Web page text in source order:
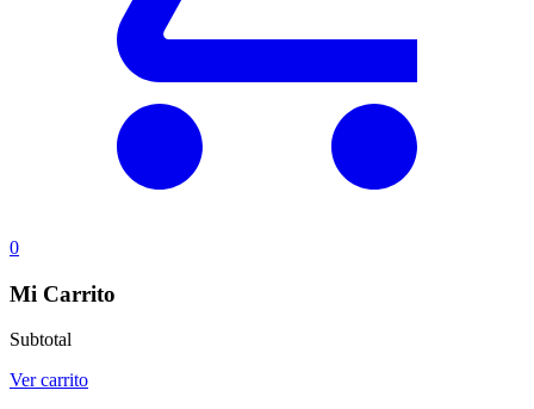
0
Mi Carrito
Subtotal
Ver carrito